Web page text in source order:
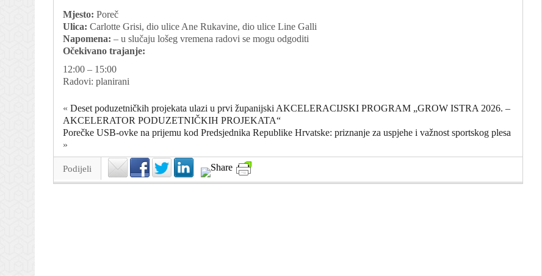
Mjesto: Poreč
Ulica: Carlotte Grisi, dio ulice Ane Rukavine, dio ulice Line Galli
Napomena: – u slučaju lošeg vremena radovi se mogu odgoditi
Očekivano trajanje:
12:00 – 15:00
Radovi: planirani
« Deset poduzetničkih projekata ulazi u prvi županijski AKCELERACIJSKI PROGRAM „GROW ISTRA 2026. –
AKCELERATOR PODUZETNIČKIH PROJEKATA“
Porečke USB-ovke na prijemu kod Predsjednika Republike Hrvatske: priznanje za uspjehe i važnost sportskog plesa
»
Podijeli